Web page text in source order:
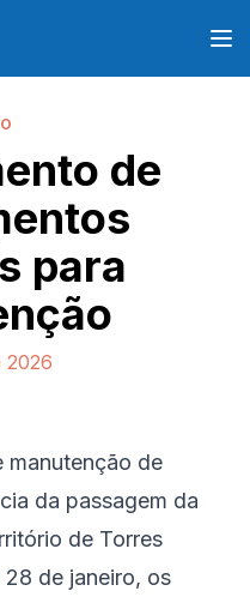
de
para
2026
manutenção de
da passagem da
de Torres
de janeiro, os